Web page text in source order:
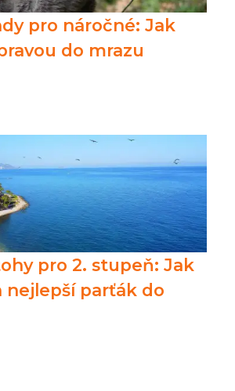
pro náročné: Jak
do mrazu
pro 2. stupeň: Jak
nejlepší parťák do